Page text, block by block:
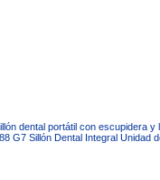
dental portátil con escupidera
G7 Sillón Dental Integral Unidad